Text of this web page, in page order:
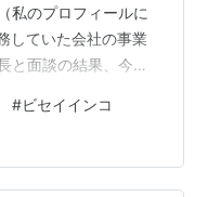
私のプロフィールに
していた会社の事業
と面談の結果、今年
歯医者さんへ行くこ
歯医者さんはとても
の勤務時間の関係
#ビセイインコ